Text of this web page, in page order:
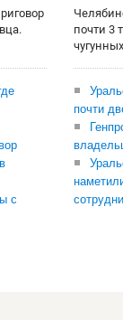
с
почти 3
почти